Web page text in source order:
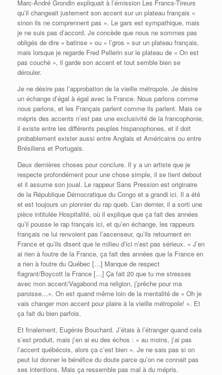
Marc-André Grondin expliquait à l’émission Les Francs-Tireurs
qu’il changeait justement son accent sur un plateau français «
sinon ils ne comprennent pas ». Le gars est sympathique, mais
je ne suis pas d’accord. Je concède que nous ne sommes pas
obligés de dire « batinse » ou « l’gros » sur un plateau français,
mais lorsque je regarde Fred Pellerin sur le plateau de « On est
pas couché », il garde son accent et tout semble bien se
dérouler.
Je ne désire pas l’approbation de la vieille métropole. Je désire
un échange d’égal à égal avec la France. Nous parlons comme
nous parlons, et les Français parlent comme ils parlent. Mais ce
mépris des accents n’est pas une exclusivité de la francophonie,
il existe entre les différents peuples hispanophones, et il doit
probablement exister aussi entre Anglais et Américains ou entre
Brésiliens et Portugais.
Deux dernières choses pour conclure. Il y a un artiste que je
respecte profondément pour une chose simple, il se tient debout
et il assume son joual. Le rappeur Sans Pression est originaire
de la République Démocratique du Congo et a grandi ici. Il a été
et est toujours un pionnier du rap queb. L’an dernier, il a sorti une
pièce intitulée Hospitalité, où il explique que ça fait des années
qu’il pousse le rap français ici, et qu’en échange, les rappeurs
français ne lui renvoient pas l’ascenseur, qu’ils retournent en
France et qu’ils disent que le milieu d’ici n’est pas sérieux. « J’en
ai rien à foutre de la France, ça fait des années que la France en
a rien à foutre du Québec […] Manque de respect
flagrant/Boycott la France […] Ça fait 20 que tu me stresses
avec mon accent/Vagabond ma religion, j’prêche pour ma
paroisse…». On est quand même loin de la mentalité de « Oh je
vais changer mon accent pour plaire à la vieille métropole! ». Et
ça fait du bien parfois.
Et finalement, Eugénie Bouchard. J’étais à l’étranger quand cela
s’est produit, mais j’en ai eu des échos : « au moins, j’ai pas
l’accent québécois, alors ça c’est bien ». Je ne sais pas si on
peut lui donner le bénéfice du doute parce qu’on ne connait pas
ses intentions. Mais ça ressemble pas mal à du mépris.